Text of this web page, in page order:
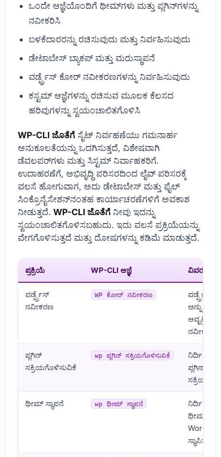
ಒಂದೇ ಆಜ್ಞೆಯೊಂದಿಗೆ ಥೀಮ್‌ಗಳು ಮತ್ತು ಪ್ಲಗಿನ್‌ಗಳನ್ನು
ನವೀಕರಿಸಿ
ಬಳಕೆದಾರರನ್ನು ರಚಿಸುವುದು ಮತ್ತು ನಿರ್ವಹಿಸುವುದು
ಡೇಟಾಬೇಸ್ ಬ್ಯಾಕಪ್ ಮತ್ತು ಮರುಸ್ಥಾಪನೆ
ವರ್ಡ್ಪ್ರೆಸ್ ಕೋರ್ ನವೀಕರಣಗಳನ್ನು ನಿರ್ವಹಿಸುವುದು
ಕಸ್ಟಮ್ ಆಜ್ಞೆಗಳನ್ನು ರಚಿಸುವ ಮೂಲಕ ಕೆಲಸದ
ಹರಿವುಗಳನ್ನು ಸ್ವಯಂಚಾಲಿತಗೊಳಿಸಿ
WP-CLI ಜೊತೆಗೆ ಸೈಟ್ ನಿರ್ವಹಣೆಯು ಗಮನಾರ್ಹ
ಅನುಕೂಲತೆಯನ್ನು ಒದಗಿಸುತ್ತದೆ, ವಿಶೇಷವಾಗಿ
ಡೆವಲಪರ್‌ಗಳು ಮತ್ತು ಸಿಸ್ಟಮ್ ನಿರ್ವಾಹಕರಿಗೆ.
ಉದಾಹರಣೆಗೆ, ಅಭಿವೃದ್ಧಿ ಪರಿಸರದಿಂದ ಲೈವ್ ಪರಿಸರಕ್ಕೆ
ವಲಸೆ ಹೋಗುವಾಗ, ಅದು ಡೇಟಾಬೇಸ್ ಮತ್ತು ಫೈಲ್
ಸಿಂಕ್ರೊನೈಸೇಶನ್‌ನಂತಹ ಕಾರ್ಯಾಚರಣೆಗಳಿಗೆ ಅವಕಾಶ
ನೀಡುತ್ತದೆ. WP-CLI ಜೊತೆಗೆ ನೀವು ಇದನ್ನು
ಸ್ವಯಂಚಾಲಿತಗೊಳಿಸಬಹುದು. ಇದು ವಲಸೆ ಪ್ರಕ್ರಿಯೆಯನ್ನು
ವೇಗಗೊಳಿಸುತ್ತದೆ ಮತ್ತು ದೋಷಗಳನ್ನು ಕಡಿಮೆ ಮಾಡುತ್ತದೆ.
ಪ್ರಕ್ರಿಯೆ WP-CLI ಆಜ್ಞೆ ವಿವರಣೆ
ವರ್ಡ್ಪ್ರೆಸ್
ನವೀಕರಣ
WP ಕೋರ್ ನವೀಕರಣ
ವರ್ಡ್ಪ್ರೆಸ್
ಅನ್ನು
ಆವೃತ್ತಿಗೆ
ಪ್ಲಗಿನ್
ಸಕ್ರಿಯಗೊಳಿಸುವಿಕೆ
wp ಪ್ಲಗಿನ್ ಸಕ್ರಿಯಗೊಳಿಸುವಿಕೆ
ಪ್ಲಗಿನ್ ಅನ್ನು
ಥೀಮ್ ಸ್ಥಾಪನೆ wp ಥೀಮ್ ಸ್ಥಾಪನೆ
ಥೀಮ್
ಸ್ಥಾಪಿಸುತ್ತದೆ.